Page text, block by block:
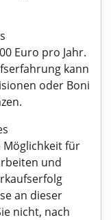
Euro pro Jahr.
kann
oder Boni
Möglichkeit für
und
an dieser
nicht, nach